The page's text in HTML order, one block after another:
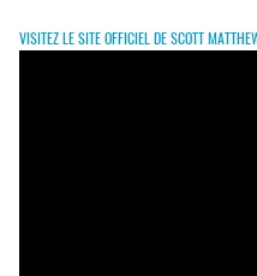
VISITEZ LE SITE OFFICIEL DE SCOTT